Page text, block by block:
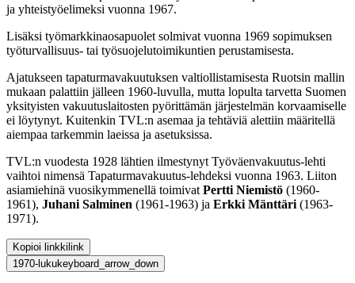
ja yhteistyöelimeksi vuonna 1967.
Lisäksi työmarkkinaosapuolet solmivat vuonna 1969 sopimuksen
työturvallisuus- tai työsuojelutoimikuntien perustamisesta.
Ajatukseen tapaturmavakuutuksen valtiollistamisesta Ruotsin mallin
mukaan palattiin jälleen 1960-luvulla, mutta lopulta tarvetta Suomen
yksityisten vakuutuslaitosten pyörittämän järjestelmän korvaamiselle
ei löytynyt. Kuitenkin TVL:n asemaa ja tehtäviä alettiin määritellä
aiempaa tarkemmin laeissa ja asetuksissa.
TVL:n vuodesta 1928 lähtien ilmestynyt Työväenvakuutus-lehti
vaihtoi nimensä Tapaturmavakuutus-lehdeksi vuonna 1963. Liiton
asiamiehinä vuosikymmenellä toimivat Pertti Niemistö (1960-
1961), Juhani Salminen (1961-1963) ja Erkki Mänttäri (1963-
1971).
Kopioi linkkilink
1970-lukukeyboard_arrow_down